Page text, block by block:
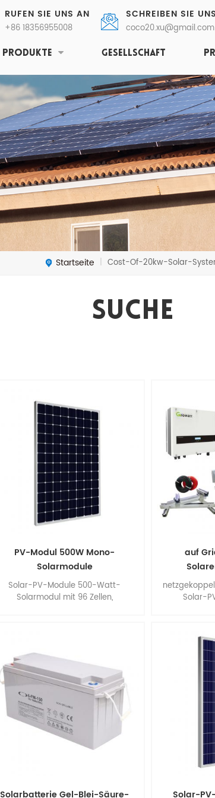
RUFEN SIE UNS AN
+86 18356955008
SCHREIBEN SIE
coco20.xu@gmail.com
PRODUKTE GESELLSCHAFT
Startseite | Cost-Of-20kw-Solar-
Suche
PV-Modul 500W Mono-
Solarmodule
Solar-PV-Module 500-Watt-
Solarmodul mit 96 Zellen,
auf
Solar-
Solarbatterie Gel-Blei-Säure-
Solar-